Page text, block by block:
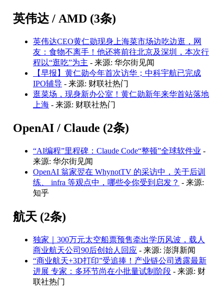
英伟达 / AMD (3条)
英伟达CEO黄仁勋现身上海菜市场边吃边逛，网
友：食物不离手！他还将前往北京及深圳，本次行
程以“逛吃”为主 - 来源: 华尔街见闻
【早报】黄仁勋今年首次访华；中科宇航已完成
IPO辅导 - 来源: 财联社热门
逛菜场，现身新办公室！黄仁勋新年来华首站落地
上海 - 来源: 财联社热门
OpenAI / Claude (2条)
“AI编程”里程碑：Claude Code“整顿”全球软件业 -
来源: 华尔街见闻
OpenAI 翁家翌在 WhynotTV 的采访中，关于后训
练、 infra 等观点中，哪些令你受到启发？ - 来源:
知乎
航天 (2条)
独家｜300万元太空船票预售牵出学历风波，载人
商业航天公司90后创始人回应 - 来源: 澎湃新闻
“商业航天+3D打印”受追捧！产业链公司透露最新
进展 专家：多环节尚在小批量试制阶段 - 来源: 财
联社热门